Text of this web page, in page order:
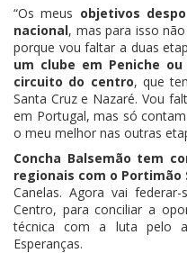
“Os meus objetivos
nacional, mas para isso
porque vou faltar a duas
um clube em Peniche ou
circuito do centro, que
Santa Cruz e Nazaré. Vou
em Portugal, mas só
o meu melhor nas outras
Concha Balsemão tem
regionais com o Portimão
Canelas. Agora vai
Centro, para conciliar a
técnica com a luta pelo
Esperanças.